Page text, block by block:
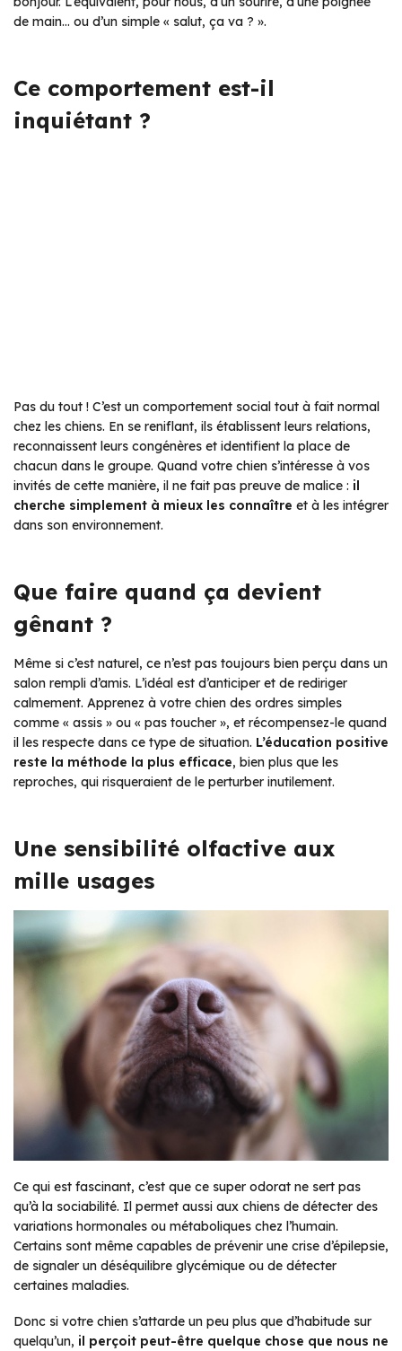
de main… ou d’un simple « salut, ça va ? ».
Ce comportement est-il
inquiétant ?
Pas du tout ! C’est un comportement social tout à fait normal
chez les chiens. En se reniflant, ils établissent leurs relations,
reconnaissent leurs congénères et identifient la place de
chacun dans le groupe. Quand votre chien s’intéresse à vos
invités de cette manière, il ne fait pas preuve de malice : il
cherche simplement à mieux les connaître et à les intégrer
dans son environnement.
Que faire quand ça devient
gênant ?
Même si c’est naturel, ce n’est pas toujours bien perçu dans un
salon rempli d’amis. L’idéal est d’anticiper et de rediriger
calmement. Apprenez à votre chien des ordres simples
comme « assis » ou « pas toucher », et récompensez-le quand
il les respecte dans ce type de situation. L’éducation positive
reste la méthode la plus efficace, bien plus que les
reproches, qui risqueraient de le perturber inutilement.
Une sensibilité olfactive aux
mille usages
Ce qui est fascinant, c’est que ce super odorat ne sert pas
qu’à la sociabilité. Il permet aussi aux chiens de détecter des
variations hormonales ou métaboliques chez l’humain.
Certains sont même capables de prévenir une crise d’épilepsie,
de signaler un déséquilibre glycémique ou de détecter
certaines maladies.
Donc si votre chien s’attarde un peu plus que d’habitude sur
quelqu’un, il perçoit peut-être quelque chose que nous ne